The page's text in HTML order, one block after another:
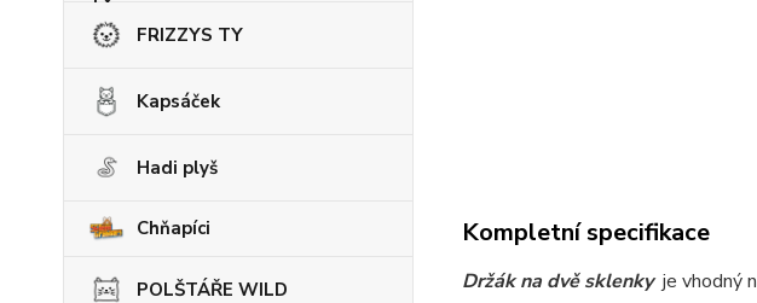
FRIZZYS TY
Kapsáček
Hadi plyš
Chňapíci
POLŠTÁŘE WILD
Kompletní specifikace
Držák na dvě sklenky je vhodný